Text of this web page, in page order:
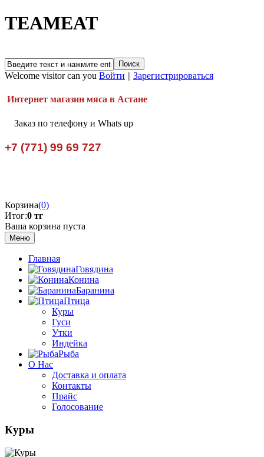
TEAMEAT
Welcome visitor can you Войти || Зарегистрироваться
Интернет магазин мяса в Астане
Заказ по телефону и Whats up
+7 (771) 99 69 727
Корзина(0)
Итог:0 тг
Ваша корзина пуста
Меню
Главная
Говядина
Конина
Баранина
Птица
Куры
Гуси
Утки
Индейка
Рыба
О Нас
Доставка и оплата
Контакты
Прайс
Голосование
Куры